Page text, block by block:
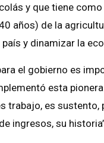
y que tiene
años) de la
y dinamizar la
el gobierno es
esta
trabajo, es sustento,
ingresos, su